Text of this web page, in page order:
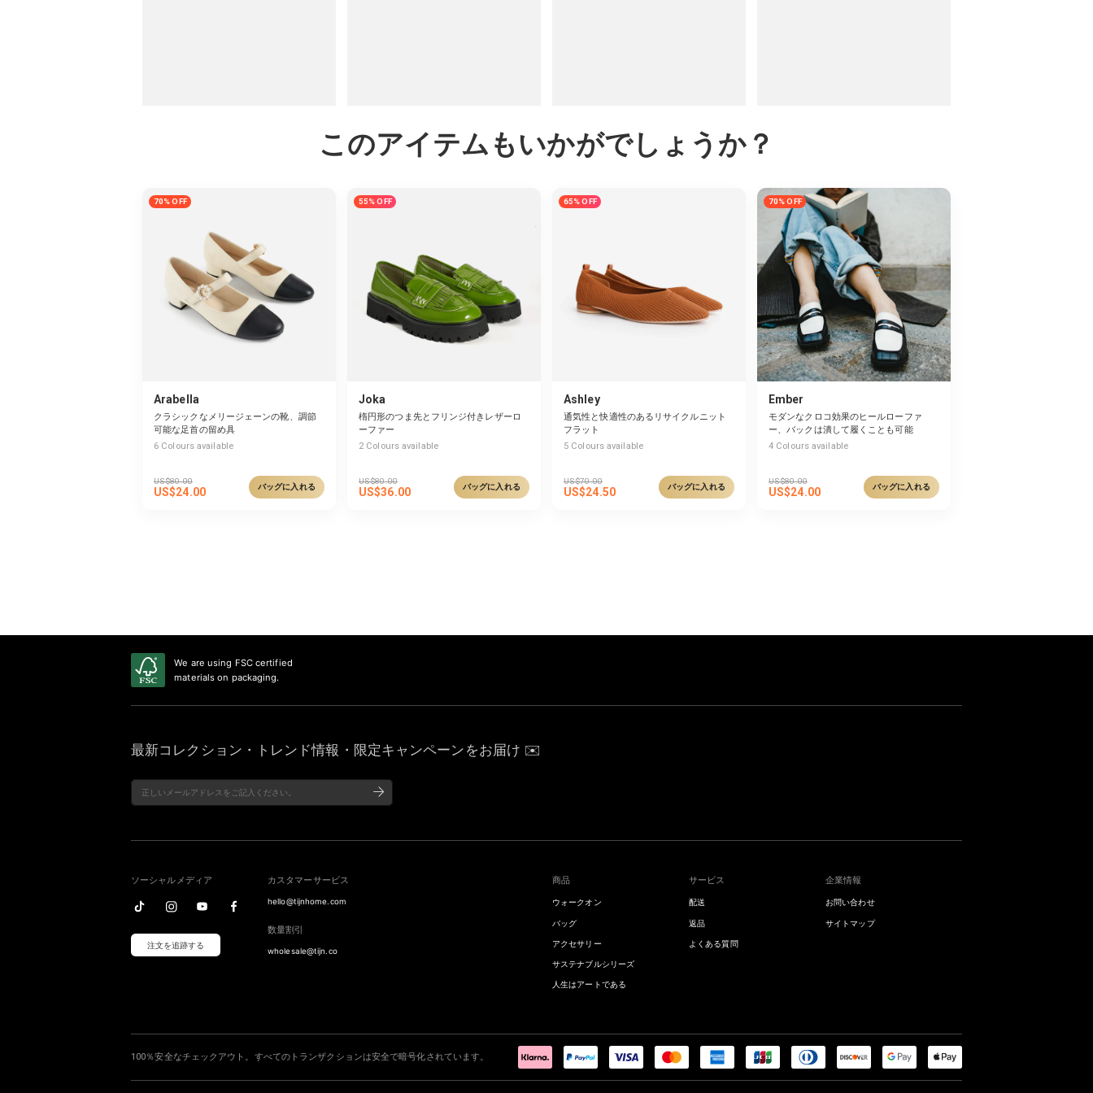
このアイテムもいかがでしょうか？
70% OFF
Arabella
クラシックなメリージェーンの靴、調節
可能な足首の留め具
6 Colours available
US$80.00
US$24.00 バッグに入れる
55% OFF
Joka
楕円形のつま先とフリンジ付きレザーロ
ーファー
2 Colours available
US$80.00
US$36.00 バッグに入れる
65% OFF
Ashley
通気性と快適性のあるリサイクルニット
フラット
5 Colours available
US$70.00
US$24.50 バッグに入れる
70% OFF
Ember
モダンなクロコ効果のヒールローファ
ー、バックは潰して履くことも可能
4 Colours available
US$80.00
US$24.00 バッグに入れる
We are using FSC certified
materials on packaging.
最新コレクション・トレンド情報・限定キャンペーンをお届け ✉️
ソーシャルメディア
注文を追跡する
カスタマーサービス
hello@tijnhome.com
数量割引
wholesale@tijn.co
商品
ウォークオン
バッグ
アクセサリー
サステナブルシリーズ
人生はアートである
サービス
配送
返品
よくある質問
企業情報
お問い合わせ
サイトマップ
100％安全なチェックアウト。すべてのトランザクションは安全で暗号化されています。